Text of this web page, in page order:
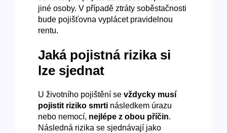
jiné osoby. V případě ztráty soběstačnosti
bude pojišťovna vyplácet pravidelnou
rentu.
Jaká pojistná rizika si
lze sjednat
U životního pojištění sevždycky musí
pojistit riziko smrti následkem úrazu
nebo nemocí, nejlépe z obou příčin.
Následná rizika se sjednávají jako